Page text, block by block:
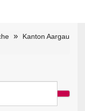
Kanton Aargau